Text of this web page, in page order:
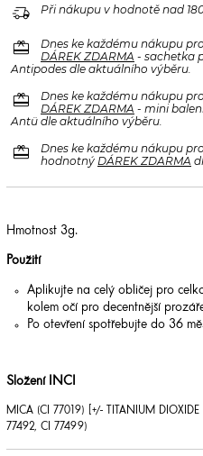
delivery_truck_speed Při nákupu v hodnotě nad
redeem
Dnes ke každému nákupu
DÁREK ZDARMA - sachetka
Antipodes dle aktuálního výběru.
redeem
Dnes ke každému nákupu
DÁREK ZDARMA - mini
Antü dle aktuálního výběru.
redeem
Dnes ke každému nákupu
hodnotný DÁREK ZDARMA
Hmotnost 3g.
Použití
Aplikujte na celý obličej pro
kolem očí pro decentnější
Po otevření spotřebujte do 36
Složení INCI
MICA (CI 77019) [+/- TITANIUM DIOXIDE
77492, CI 77499)